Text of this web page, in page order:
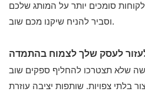
סומכים יותר על המותג שלכם
וסביר להניח שיקנו מכם שוב.
לעסק שלך לצמוח בהתמדה
שלא תצטרכו להחליף ספקים שוב
בלתי צפויות. שותפות יציבה עוזרת